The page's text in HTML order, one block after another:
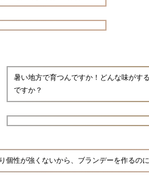
暑い地方で育つんですか！どんな味がす
ですか？
性が強くないから、ブランデーを作るのに